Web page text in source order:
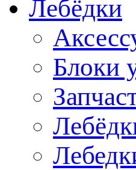
Лебёдки
Блоки